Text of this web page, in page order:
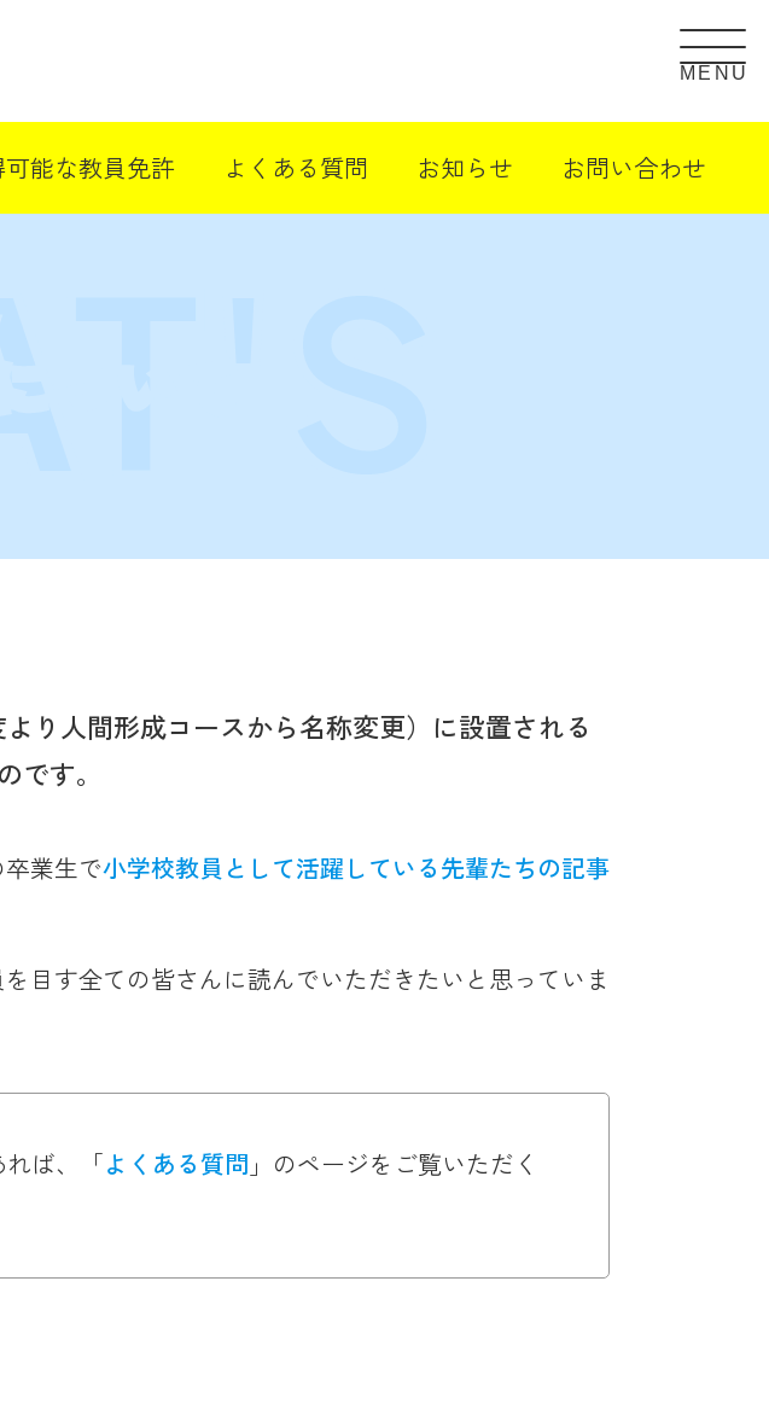
能な教員免許 よくある質問 お知らせ お問い合わせ
り人間形成コースから名称変更）に設置される
です。
業生で小学校教員として活躍している先輩たちの記事
目す全ての皆さんに読んでいただきたいと思っていま
れば、「よくある質問 」のページをご覧いただく
MENU